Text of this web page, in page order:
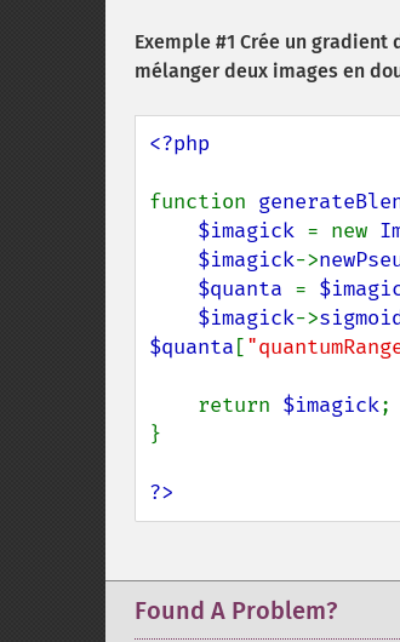
Exemple #1 Crée un
mélanger deux images en
<?php
function
$imagick = new
$imagick->
$quanta =
$imagick->
$quanta [
    return
$imagick;
}
?>
Found A Problem?